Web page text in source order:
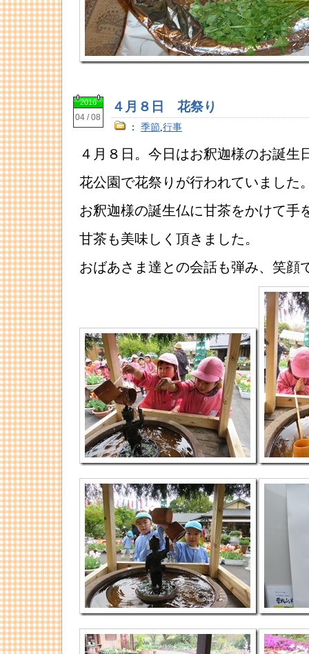
2016
04 / 08
４月８日 花祭り
： 季節,行事
４月８日。今日はお釈迦様のお誕生
花公園で花祭りが行われていました
お釈迦様の誕生仏に甘茶をかけて手
甘茶も美味しく頂きました。
おばあさま達との会話も弾み、笑顔